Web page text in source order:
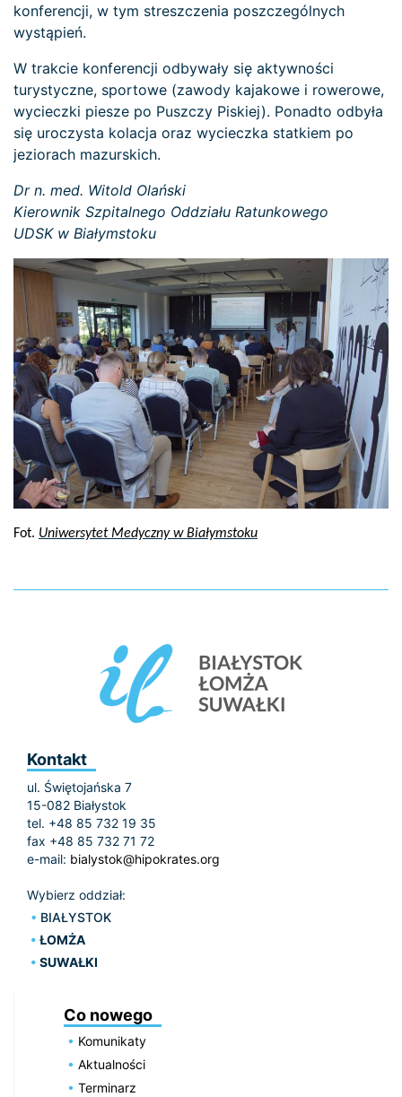
konferencji, w tym streszczenia poszczególnych
wystąpień.
W trakcie konferencji odbywały się aktywności
turystyczne, sportowe (zawody kajakowe i rowerowe,
wycieczki piesze po Puszczy Piskiej). Ponadto odbyła
się uroczysta kolacja oraz wycieczka statkiem po
jeziorach mazurskich.
Dr n. med. Witold Olański
Kierownik Szpitalnego Oddziału Ratunkowego
UDSK w Białymstoku
Fot. Uniwersytet Medyczny w Białymstoku
Kontakt
ul. Świętojańska 7
15-082 Białystok
tel. +48 85 732 19 35
fax +48 85 732 71 72
e-mail: bialystok@hipokrates.org
Wybierz oddział:
BIAŁYSTOK
ŁOMŻA
SUWAŁKI
Co nowego
Komunikaty
Aktualności
Terminarz